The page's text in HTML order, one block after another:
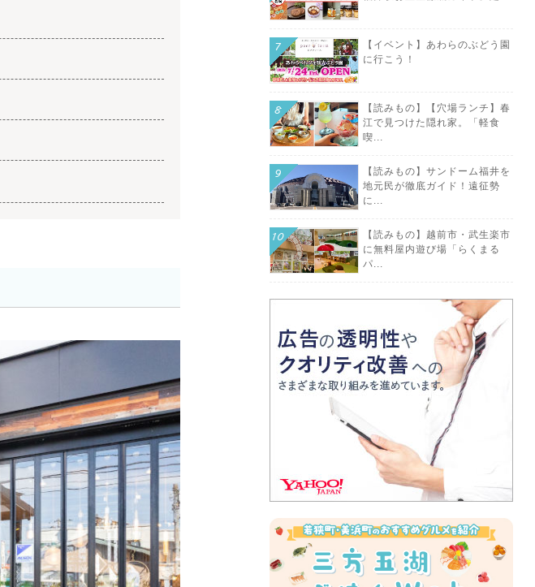
【イベント】あわらのぶどう園
に行こう！
【読みもの】【穴場ランチ】春
江で見つけた隠れ家。「軽食
喫...
【読みもの】サンドーム福井を
地元民が徹底ガイド！遠征勢
に...
【読みもの】越前市・武生楽市
に無料屋内遊び場「らくまる
パ...